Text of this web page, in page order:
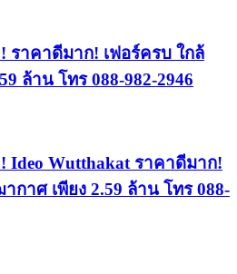
ราคาดีมาก! เฟอร์ครบ ใกล้
ล้าน โทร 088-982-2946
Ideo Wutthakat ราคาดีมาก!
กาศ เพียง 2.59 ล้าน โทร 088-